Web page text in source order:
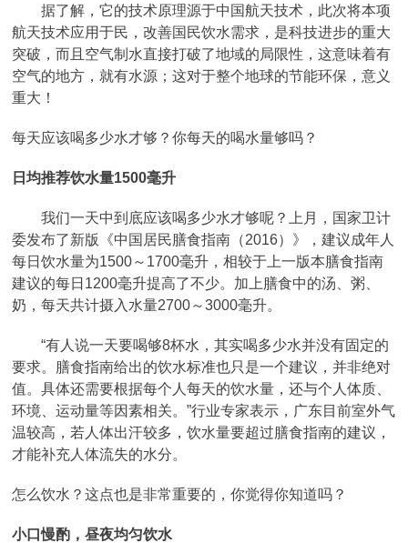
据了解，它的技术原理源于中国航天技术，此次将本项
航天技术应用于民，改善国民饮水需求，是科技进步的重大
突破，而且空气制水直接打破了地域的局限性，这意味着有
空气的地方，就有水源；这对于整个地球的节能环保，意义
重大！
每天应该喝多少水才够？你每天的喝水量够吗？
日均推荐饮水量1500毫升
我们一天中到底应该喝多少水才够呢？上月，国家卫计
委发布了新版《中国居民膳食指南（2016）》，建议成年人
每日饮水量为1500～1700毫升，相较于上一版本膳食指南
建议的每日1200毫升提高了不少。加上膳食中的汤、粥、
奶，每天共计摄入水量2700～3000毫升。
“有人说一天要喝够8杯水，其实喝多少水并没有固定的
要求。膳食指南给出的饮水标准也只是一个建议，并非绝对
值。具体还需要根据每个人每天的饮水量，还与个人体质、
环境、运动量等因素相关。”行业专家表示，广东目前室外气
温较高，若人体出汗较多，饮水量要超过膳食指南的建议，
才能补充人体流失的水分。
怎么饮水？这点也是非常重要的，你觉得你知道吗？
小口慢酌，昼夜均匀饮水